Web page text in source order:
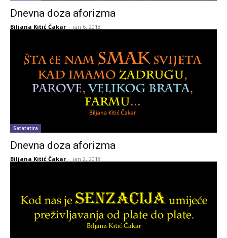
Dnevna doza aforizma
Biljana Kitić Čakar - jan 6, 2018
Satatatira
Dnevna doza aforizma
Biljana Kitić Čakar - jan 2, 2018